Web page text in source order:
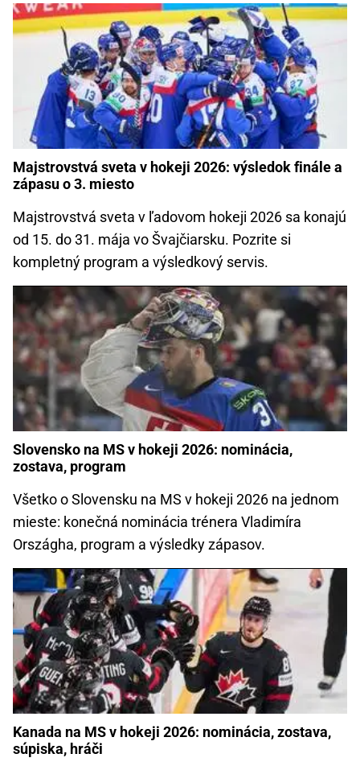
Majstrovstvá sveta v hokeji 2026: výsledok finále a
zápasu o 3. miesto
Majstrovstvá sveta v ľadovom hokeji 2026 sa konajú
od 15. do 31. mája vo Švajčiarsku. Pozrite si
kompletný program a výsledkový servis.
Slovensko na MS v hokeji 2026: nominácia,
zostava, program
Všetko o Slovensku na MS v hokeji 2026 na jednom
mieste: konečná nominácia trénera Vladimíra
Országha, program a výsledky zápasov.
Kanada na MS v hokeji 2026: nominácia, zostava,
súpiska, hráči